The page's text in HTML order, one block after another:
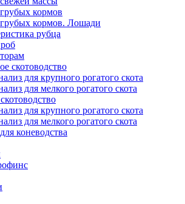
кормов
кормов. Лошади
рубца
скотоводство
для крупного рогатого скота
для мелкого рогатого скота
для крупного рогатого скота
для мелкого рогатого скота
коневодства